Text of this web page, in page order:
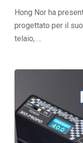
Hong Nor ha
progettato per il
telaio, …